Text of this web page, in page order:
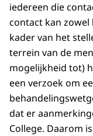
iedereen die
contact kan
kader van het
terrein van de
mogelijkheid tot)
een verzoek om
dat er
College. Daarom